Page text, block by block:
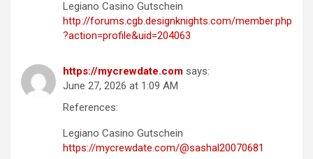
Legiano Casino Gutschein
http://forums.cgb.designknights.com/member.php
?action=profile&uid=204063
https://mycrewdate.com says:
June 27, 2026 at 1:09 AM
References:
Legiano Casino Gutschein
https://mycrewdate.com/@sashal20070681